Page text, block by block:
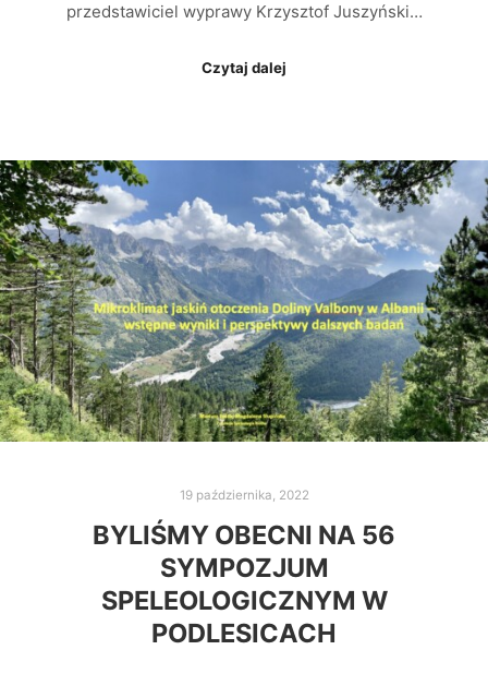
przedstawiciel wyprawy Krzysztof Juszyński…
Czytaj dalej
19 października, 2022
BYLIŚMY OBECNI NA 56
SYMPOZJUM
SPELEOLOGICZNYM W
PODLESICACH